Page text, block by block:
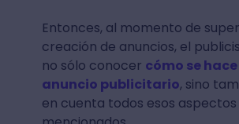
Entonces, al momento de
creación de anuncios, el
no sólo conocer cómo se
anuncio publicitario, sino
en cuenta todos esos aspectos